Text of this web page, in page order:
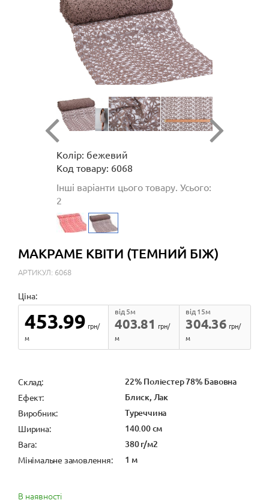
Колір: бежевий
Код товару: 6068
Інші варіанти цього товару. Усього:
2
МАКРАМЕ КВІТИ (ТЕМНИЙ БІЖ)
АРТИКУЛ: 6068
Ціна:
453.99 грн/
м
403.81
від 5м
грн/
м
304.36
від 15м
грн/
м
Cклад: 22% Поліестер 78% Бавовна
Ефект: Блиск, Лак
Виробник: Туреччина
Ширина: 140.00 см
Вага: 380 г/м2
Мінімальне замовлення: 1 м
В наявності